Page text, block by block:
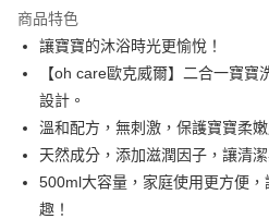
帳／街口支付／iPASS MONEY」等通路繳
1.本服務係由「台灣大哥大股份有限公司
用戶於交易時，得透過本服務購買商品或
買賣價金債權讓與本公司後，依約使用本
2.基於同意付款使用「大哥付你分期」之
資料（包含姓名、電話或地址）提供予台
由本公司與您本人進行分期帳單所需資料
3.完整用戶服務條款，請詳閱以下連結：
結帳頁面，進行簡訊認證並確認金額後，
２．訂單成立數日內，您將收到繳費通知
３．收到繳費通知簡訊後14天內，點擊此
ATM／網路銀行／等多元方式進行付款，
※ 請注意：結帳手續完成當下不需立刻繳
購買商品的店家。未經商家同意取消之訂
後付繳納相關費用。
※ 交易是否成功請以「AFTEE先享後付
客戶支援中心」https://
付款後7-11取貨
每筆NT$70，滿NT$800(含以上)免運
國內宅配/郵寄 (不適用離島、海外及
每筆NT$70，滿NT$800(含以上)免運
離島宅配（澎湖、金門、馬祖、小琉
每筆NT$200
商品特色
讓寶寶的沐浴時光更愉悅！
【oh care歐克威爾】二合一寶
設計。
溫和配方，無刺激，保護寶寶柔嫩
天然成分，添加滋潤因子，讓清
500ml大容量，家庭使用更方便
趣！